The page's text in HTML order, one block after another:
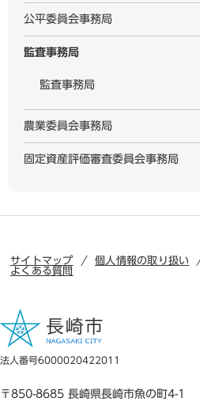
公平委員会事務局
監査事務局
監査事務局
農業委員会事務局
固定資産評価審査委員会事務局
サイトマップ 個人情報の取り扱い
よくある質問
法人番号6000020422011
〒850-8685 長崎県長崎市魚の町4-1